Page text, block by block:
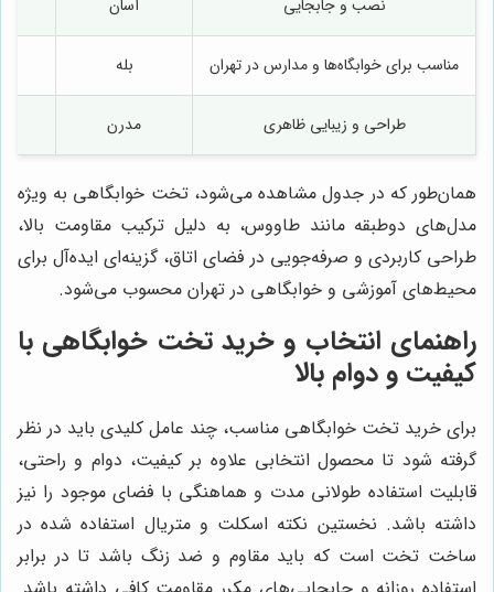
نصب و جابجایی آسان
مناسب برای خوابگاه‌ها و مدارس در تهران بله
طراحی و زیبایی ظاهری مدرن
همان‌طور که در جدول مشاهده می‌شود، تخت خوابگاهی به ویژه
مدل‌های دوطبقه مانند طاووس، به دلیل ترکیب مقاومت بالا،
طراحی کاربردی و صرفه‌جویی در فضای اتاق، گزینه‌ای ایده‌آل برای
محیط‌های آموزشی و خوابگاهی در تهران محسوب می‌شود.
راهنمای انتخاب و خرید تخت خوابگاهی با
کیفیت و دوام بالا
برای خرید تخت خوابگاهی مناسب، چند عامل کلیدی باید در نظر
گرفته شود تا محصول انتخابی علاوه بر کیفیت، دوام و راحتی،
قابلیت استفاده طولانی مدت و هماهنگی با فضای موجود را نیز
داشته باشد. نخستین نکته اسکلت و متریال استفاده شده در
ساخت تخت است که باید مقاوم و ضد زنگ باشد تا در برابر